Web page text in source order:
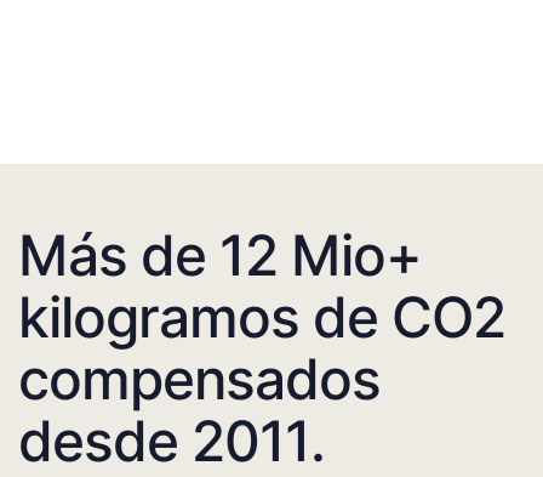
Más de 12 Mio+
kilogramos de CO2
compensados
desde 2011.